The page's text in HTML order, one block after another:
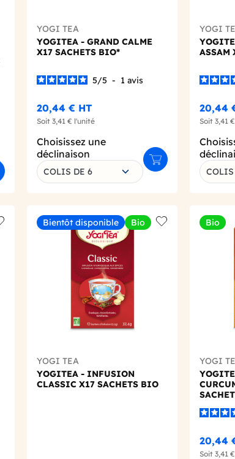
au panier
YOGI TEA
YOGITEA - GRAND CALME
X17 SACHETS BIO*
5/5 - 1 avis
20,44 € HT
Soit 3,41 € l'unité
Choisissez une
déclinaison
COLIS DE 6
Ajouter au panier
YOGI
ASSAM
20,44
Soit 3,41 €
to wishlist
Bientôt disponible Bio
Add to wishlist
YOGI TEA
YOGITEA - INFUSION
CLASSIC X17 SACHETS BIO
Bio
YOGI
20,44
Soit 3,41 €